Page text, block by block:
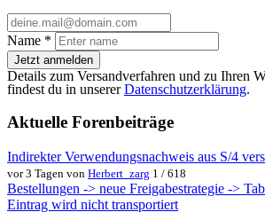
Name *
Jetzt anmelden
Details zum Versandverfahren und zu Ihren
findest du in unsererDatenschutzerklärung.
Aktuelle Forenbeiträge
Indirekter Verwendungsnachweis aus S/4
vor 3 Tagen von Herbert_zarg 1 / 618
Bestellungen -> neue Freigabestrategie ->
Eintrag wird nicht transportiert